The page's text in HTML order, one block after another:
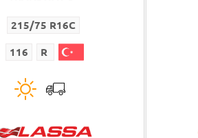
215/75 R16C
116 R